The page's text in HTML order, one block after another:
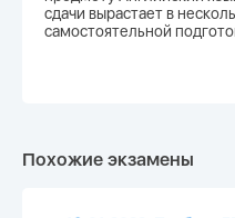
сдачи вырастает в
самостоятельной
Похожие экзамены